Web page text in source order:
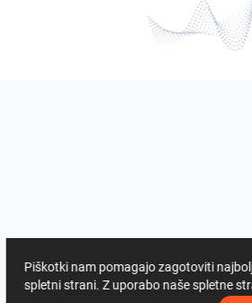
Piškotki nam pomagajo zagotoviti
spletni strani. Z uporabo naše spletne